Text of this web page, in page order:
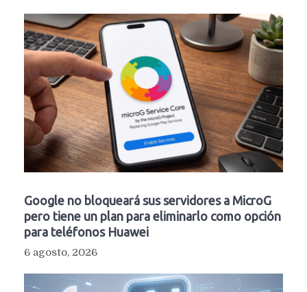
Google no bloqueará sus servidores a MicroG
pero tiene un plan para eliminarlo como opción
para teléfonos Huawei
6 agosto, 2026